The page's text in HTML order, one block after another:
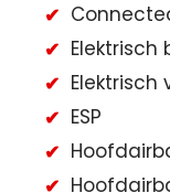
Elektrisch
ESP